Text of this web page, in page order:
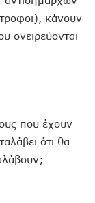
κάνουν
ονειρεύονται
που έχουν
ότι θα